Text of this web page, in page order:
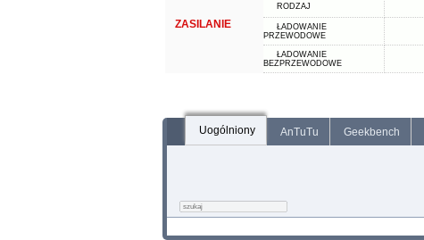
ZASILANIE
RODZAJ
ŁADOWANIE
PRZEWODOWE
ŁADOWANIE
BEZPRZEWODOWE
Uogólniony AnTuTu Geekbench